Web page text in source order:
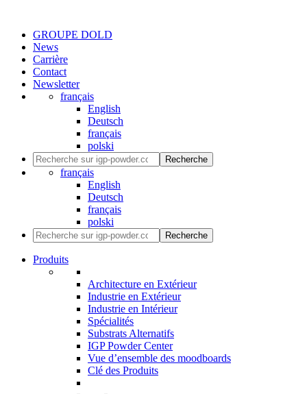
GROUPE DOLD
News
Carrière
Contact
Newsletter
français
English
Deutsch
français
polski
Recherche
français
English
Deutsch
français
polski
Recherche
Produits
Architecture en Extérieur
Industrie en Extérieur
Industrie en Intérieur
Spécialités
Substrats Alternatifs
IGP Powder Center
Vue d’ensemble des moodboards
Clé des Produits